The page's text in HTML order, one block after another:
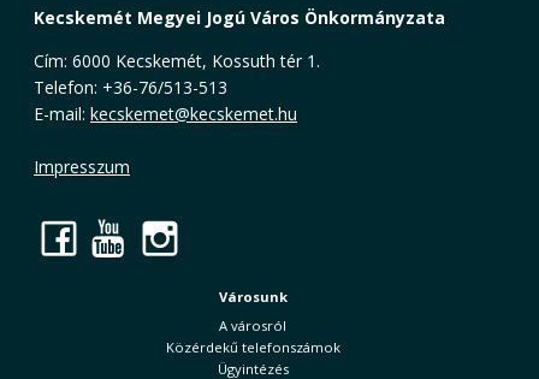
Kecskemét Megyei Jogú Város Önkormányzata
Cím: 6000 Kecskemét, Kossuth tér 1.
Telefon: +36-76/513-513
E-mail: kecskemet@kecskemet.hu
Impresszum
Facebook
YouTube
Városunk
A városról
Közérdekű telefonszámok
Ügyintézés